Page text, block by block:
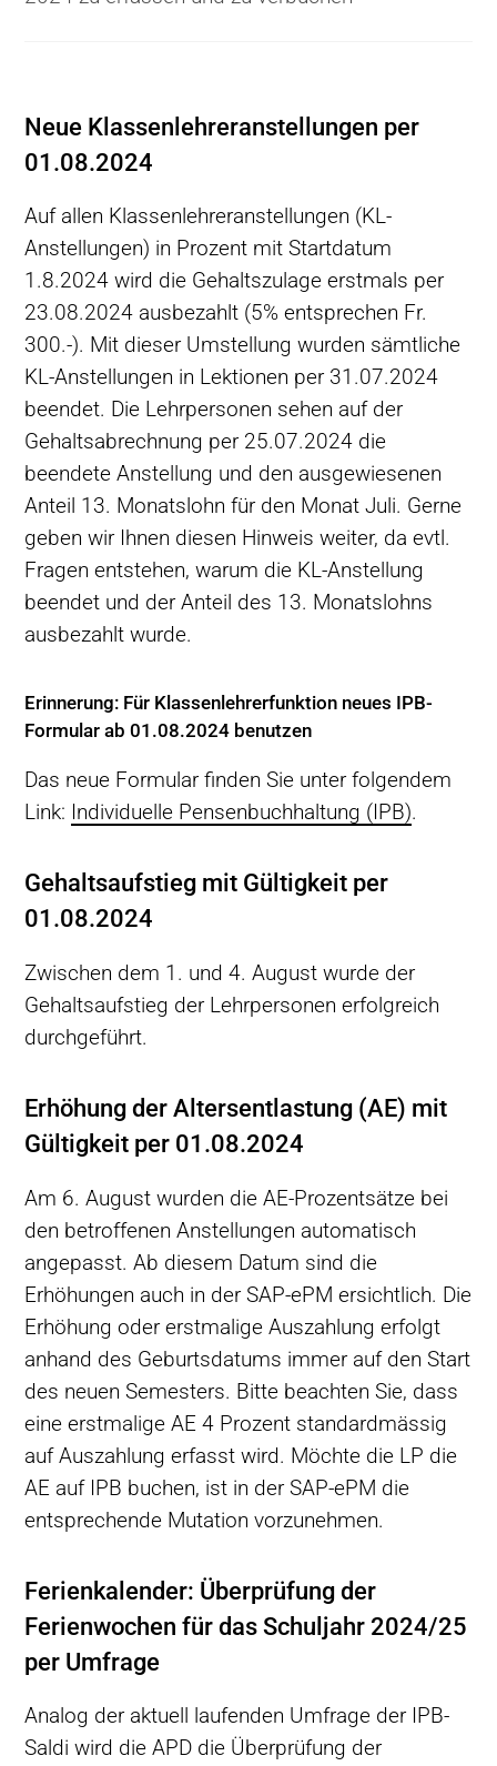
Neue Klassenlehreranstellungen per
01.08.2024
Auf allen Klassenlehreranstellungen (KL-
Anstellungen) in Prozent mit Startdatum
1.8.2024 wird die Gehaltszulage erstmals per
23.08.2024 ausbezahlt (5% entsprechen Fr.
300.-). Mit dieser Umstellung wurden sämtliche
KL-Anstellungen in Lektionen per 31.07.2024
beendet. Die Lehrpersonen sehen auf der
Gehaltsabrechnung per 25.07.2024 die
beendete Anstellung und den ausgewiesenen
Anteil 13. Monatslohn für den Monat Juli. Gerne
geben wir Ihnen diesen Hinweis weiter, da evtl.
Fragen entstehen, warum die KL-Anstellung
beendet und der Anteil des 13. Monatslohns
ausbezahlt wurde.
Erinnerung: Für Klassenlehrerfunktion neues IPB-
Formular ab 01.08.2024 benutzen
Das neue Formular finden Sie unter folgendem
Link: Individuelle Pensenbuchhaltung (IPB).
Gehaltsaufstieg mit Gültigkeit per
01.08.2024
Zwischen dem 1. und 4. August wurde der
Gehaltsaufstieg der Lehrpersonen erfolgreich
durchgeführt.
Erhöhung der Altersentlastung (AE) mit
Gültigkeit per 01.08.2024
Am 6. August wurden die AE-Prozentsätze bei
den betroffenen Anstellungen automatisch
angepasst. Ab diesem Datum sind die
Erhöhungen auch in der SAP-ePM ersichtlich. Die
Erhöhung oder erstmalige Auszahlung erfolgt
anhand des Geburtsdatums immer auf den Start
des neuen Semesters. Bitte beachten Sie, dass
eine erstmalige AE 4 Prozent standardmässig
auf Auszahlung erfasst wird. Möchte die LP die
AE auf IPB buchen, ist in der SAP-ePM die
entsprechende Mutation vorzunehmen.
Ferienkalender: Überprüfung der
Ferienwochen für das Schuljahr 2024/25
per Umfrage
Analog der aktuell laufenden Umfrage der IPB-
Saldi wird die APD die Überprüfung der